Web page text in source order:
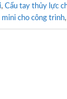
, Cẩu tay thủy lực
cho công trình,